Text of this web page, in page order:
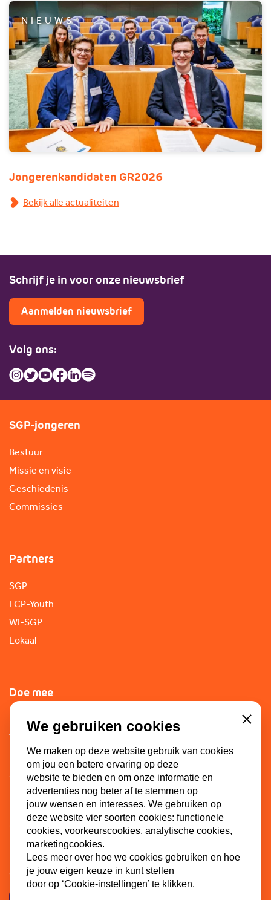
NIEUWS
Jongerenkandidaten GR2026
Bekijk alle actualiteiten
Schrijf je in voor onze nieuwsbrief
Aanmelden nieuwsbrief
Volg ons:
SGP-jongeren
Bestuur
Missie en visie
Geschiedenis
Commissies
Partners
SGP
ECP-Youth
WI-SGP
Lokaal
Doe mee
Lid worden
Vacatures
Doneren
Sponsoren
Contact
Dinkel 7
3086 HB Rotterdam
We gebruiken cookies
We maken op deze website gebruik van cookies
om jou een betere ervaring op deze
website te bieden en om onze informatie en
advertenties nog beter af te stemmen op
jouw wensen en interesses. We gebruiken op
deze website vier soorten cookies: functionele
cookies, voorkeurscookies, analytische cookies,
marketingcookies.
Lees meer over hoe we cookies gebruiken en hoe
je jouw eigen keuze in kunt stellen
door op ‘Cookie-instellingen’ te klikken.
Close